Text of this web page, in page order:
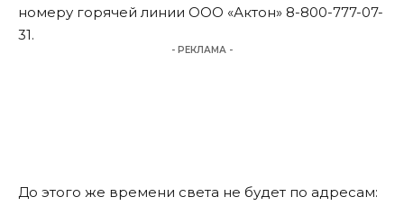
номеру горячей линии ООО «Актон» 8-800-777-07-
31.
- РЕКЛАМА -
До этого же времени света не будет по адресам: